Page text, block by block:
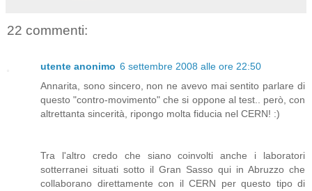
22 commenti:
utente anonimo 6 settembre 2008 alle ore 22:50
Annarita, sono sincero, non ne avevo mai sentito parlare di
questo "contro-movimento" che si oppone al test.. però, con
altrettanta sincerità, ripongo molta fiducia nel CERN! :)
Tra l'altro credo che siano coinvolti anche i laboratori
sotterranei situati sotto il Gran Sasso qui in Abruzzo che
collaborano direttamente con il CERN per questo tipo di